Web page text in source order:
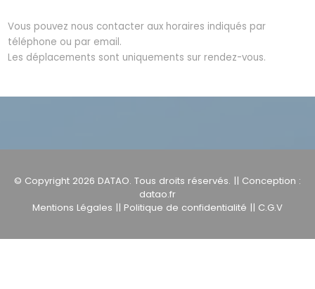
Vous pouvez nous contacter aux horaires indiqués par
téléphone ou par email.
Les déplacements sont uniquements sur rendez-vous.
© Copyright 2026 DATAO. Tous droits réservés. || Conception :
datao.fr
Mentions Légales || Politique de confidentialité || C.G.V